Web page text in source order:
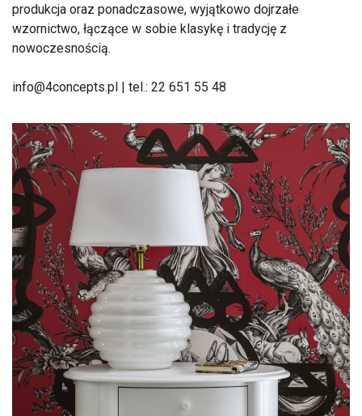
produkcja oraz ponadczasowe, wyjątkowo dojrzałe
wzornictwo, łączące w sobie klasykę i tradycję z
nowoczesnością.
info@4concepts.pl | tel.: 22 651 55 48